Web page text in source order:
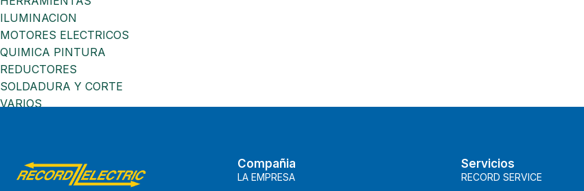
ILUMINACION
MOTORES ELECTRICOS
QUIMICA PINTURA
REDUCTORES
SOLDADURA Y CORTE
VARIOS
Compañia
LA EMPRESA
Servicios
RECORD SERVICE